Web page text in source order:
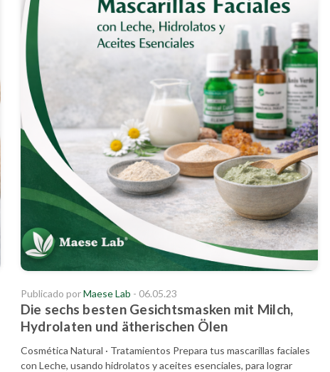
Publicado porMaese Lab - 06.05.23
Die sechs besten Gesichtsmasken mit Milch,
Hydrolaten und ätherischen Ölen
Cosmética Natural · Tratamientos Prepara tus mascarillas faciales
con Leche, usando hidrolatos y aceites esenciales, para lograr